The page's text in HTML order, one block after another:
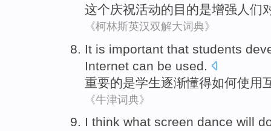
这个庆祝活动的目的是增强 人们
《柯林斯英汉双解大词典》
It is important that students
Internet can be used
重要的是学生逐渐懂得如何使用
《牛津词典》
I think what screen dance will